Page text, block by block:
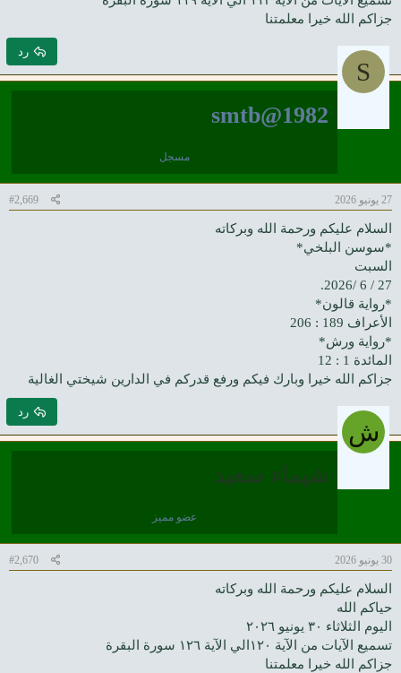
جزاكم الله خيرا معلمتنا
رد
S
smtb@1982
مسجل
27 يونيو 2026 #2,669
السلام عليكم ورحمة الله وبركاته
*سوسن البلخي*
السبت
27 / 6 /2026.
*رواية قالون*
الأعراف 189 : 206
*رواية ورش*
المائدة 1 : 12
جزاكم الله خيرا وبارك فيكم ورفع قدركم في الدارين شيختي الغالية
رد
ش
شيماء سعيد
عضو مميز
30 يونيو 2026 #2,670
السلام عليكم ورحمة الله وبركاته
حياكم الله
اليوم الثلاثاء ٣٠ يونيو ٢٠٢٦
تسميع الآيات من الآية ١٢٠الي الآية ١٢٦ سورة البقرة
جزاكم الله خيرا معلمتنا